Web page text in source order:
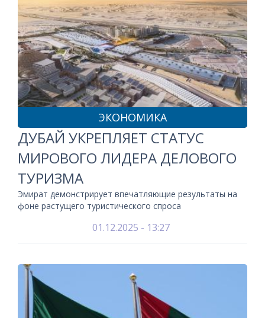
ЭКОНОМИКА
ДУБАЙ УКРЕПЛЯЕТ СТАТУС
МИРОВОГО ЛИДЕРА ДЕЛОВОГО
ТУРИЗМА
Эмират демонстрирует впечатляющие результаты на
фоне растущего туристического спроса
01.12.2025 - 13:27